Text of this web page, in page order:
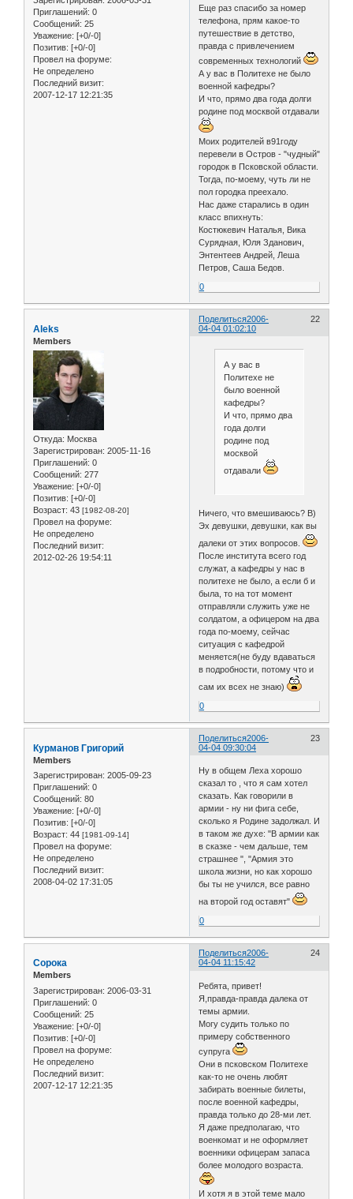
Приглашений: 0
Сообщений: 25
Уважение: [+0/-0]
Позитив: [+0/-0]
Провел на форуме:
Не определено
Последний визит:
2007-12-17 12:21:35
Еще раз спасибо за номер
телефона, прям какое-то
путешествие в детство,
правда с привлечением
современных технологий
А у вас в Политехе не было
военной кафедры?
И что, прямо два года долги
родине под москвой отдавали
Моих родителей в91году
перевели в Остров - "чудный"
городок в Псковской области.
Тогда, по-моему, чуть ли не
пол городка преехало.
Нас даже старались в один
класс впихнуть:
Костюкевич Наталья, Вика
Сурядная, Юля Зданович,
Энтентеев Андрей, Леша
Петров, Саша Бедов.
0
Поделиться 22
2006-
04-04 01:02:10
Aleks
Members
Откуда: Москва
Зарегистрирован: 2005-11-16
Приглашений: 0
Сообщений: 277
Уважение: [+0/-0]
Позитив: [+0/-0]
Возраст: 43 [1982-08-20]
Провел на форуме:
Не определено
Последний визит:
2012-02-26 19:54:11
А у вас в
Политехе не
было военной
кафедры?
И что, прямо два
года долги
родине под
москвой
отдавали
Ничего, что вмешиваюсь? B)
Эх девушки, девушки, как вы
далеки от этих вопросов.
После института всего год
служат, а кафедры у нас в
политехе не было, а если б и
была, то на тот момент
отправляли служить уже не
солдатом, а офицером на два
года по-моему, сейчас
ситуация с кафедрой
меняется(не буду вдаваться
в подробности, потому что и
сам их всех не знаю)
0
Поделиться 23
2006-
04-04 09:30:04
Курманов Григорий
Members
Зарегистрирован: 2005-09-23
Приглашений: 0
Сообщений: 80
Уважение: [+0/-0]
Позитив: [+0/-0]
Возраст: 44 [1981-09-14]
Провел на форуме:
Не определено
Последний визит:
2008-04-02 17:31:05
Ну в общем Леха хорошо
сказал то , что я сам хотел
сказать. Как говорили в
армии - ну ни фига себе,
сколько я Родине задолжал. И
в таком же духе: "В армии как
в сказке - чем дальше, тем
страшнее ", "Армия это
школа жизни, но как хорошо
бы ты не учился, все равно
на второй год оставят"
0
Поделиться 24
2006-
04-04 11:15:42
Сорока
Members
Зарегистрирован: 2006-03-31
Приглашений: 0
Сообщений: 25
Уважение: [+0/-0]
Позитив: [+0/-0]
Провел на форуме:
Не определено
Последний визит:
2007-12-17 12:21:35
Ребята, привет!
Я,правда-правда далека от
темы армии.
Могу судить только по
примеру собственного
супруга
Они в псковском Политехе
как-то не очень любят
забирать военные билеты,
после военной кафедры,
правда только до 28-ми лет.
Я даже предполагаю, что
военкомат и не оформляет
военники офицерам запаса
более молодого возраста.
И хотя я в этой теме мало